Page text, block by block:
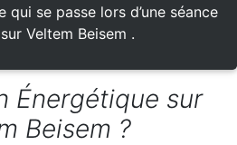
qui se passe lors d’une séance
Veltem Beisem .
Énergétique sur
Beisem ?